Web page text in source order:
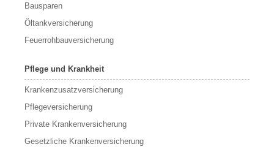
Bausparen
Öltankversicherung
Feuerrohbauversicherung
Pflege und Krankheit
Krankenzusatzversicherung
Pflegeversicherung
Private Krankenversicherung
Gesetzliche Krankenversicherung